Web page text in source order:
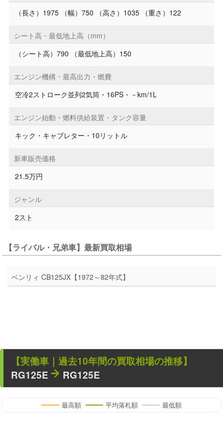
（長さ）1975 （幅）750 （高さ）1035 （重さ）122
シート高・最低地上高（mm）
（シート高）790 （最低地上高）150
エンジン機構・最高出力・燃費
空冷2ストローク並列2気筒・16PS・－km/1L
エンジン始動・燃料供給装置・タンク容量
キック・キャブレター・10リットル
新車販売価格
21.5万円
ジャンル
2スト
【ライバル・兄弟車】最新買取相場
ベンリィ CB125JX【1972～82年式】
【実働車 ｜過去10年間の買取相場の推移】
RG125E
RG125E
最高額 平均落札額 最低額